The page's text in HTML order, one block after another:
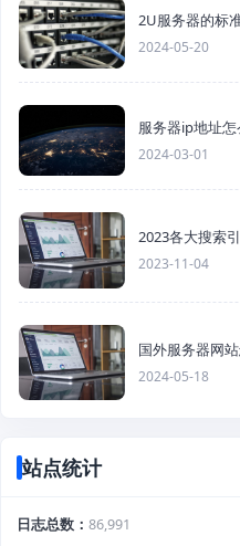
2U服务器的标
2024-05-20
服务器ip地址
2024-03-01
2023各大搜索
2023-11-04
国外服务器网
2024-05-18
站点统计
日志总数 86,991